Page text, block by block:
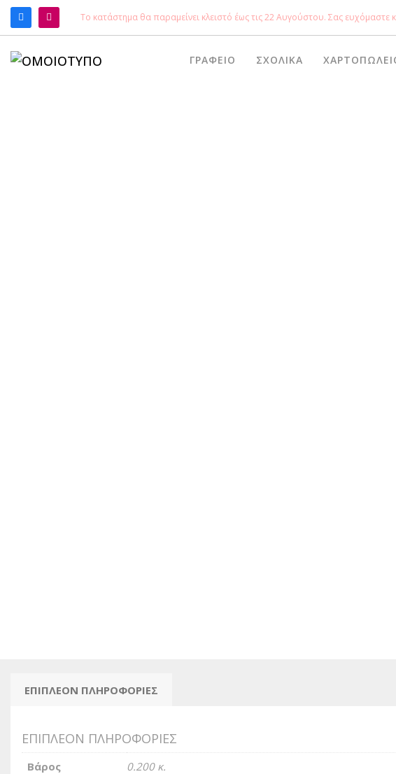
ΑΝΑΖΉΤΗΣΗ
Το κατάστημα θα παραμείνει κλειστό έως τις 22 Αυγούστου. Σας ευχόμαστε
ΓΡΑΦΕΊΟ ΣΧΟΛΙΚΆ
ΕΠΙΠΛΈΟΝ ΠΛΗΡΟΦΟΡΊΕΣ
ΕΠΙΠΛΈΟΝ ΠΛΗΡΟΦΟΡΊΕΣ
Βάρος 0.200 κ.